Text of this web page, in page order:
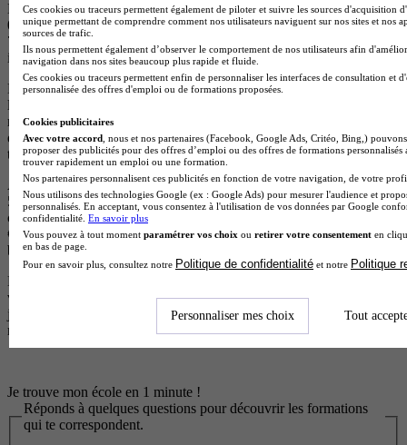
Exemple : tu vends un appartement à 300 000 €. Honoraires : 15
000 € TTC, soit 12 500 € HT. Si ton taux de rétrocession est de
70%, tu touches 8 750 € bruts. Après cotisations sociales (25%),
impôts et frais, tu gardes entre 5 000 € et 7 000 € nets.
Les débutants enchaînent souvent plusieurs mois à zéro euro avant
leur première commission. La première année, beaucoup gagnent
moins que le SMIC (21 622 bruts annuels; soit 1 430 € nets par mois
en 2026), voire rien certains mois. Il faut avoir des économies pour
tenir.
Après deux à trois ans, un mandataire gagne en moyenne entre 2
500 € et 3 000 € nets par mois. Mais les écarts sont énormes :
certains stagnent à 1 500 €, d'autres explosent à 10 000 € ou 15 000
€ par mois. La médiane nationale se situe entre 32 000 € et 50 000 €
bruts par an. Les top performers dépassent les 100 000 € annuels.
Les facteurs qui influencent tes revenus ? Le nombre de ventes, la
valeur des biens, le taux de rétrocession de ton réseau, et ton statut
juridique. En résumé : les mauvais mois, tu touches zéro. Les bons
mois, tu peux faire plusieurs dizaines de milliers d'euros.
Je trouve mon école en 1 minute !
Réponds à quelques questions pour découvrir les formations
qui te correspondent.
Ces cookies ou traceurs permettent également de piloter et suivre les sources d'acquisition
unique permettant de comprendre comment nos utilisateurs naviguent sur nos sites et nos
sources de trafic.
Ils nous permettent également d’observer le comportement de nos utilisateurs afin
navigation dans nos sites beaucoup plus rapide et fluide.
Ces cookies ou traceurs permettent enfin de personnaliser les interfaces de consultation et
personnalisée des offres d'emploi ou de formations proposées.
Cookies publicitaires
Avec votre accord , nous et nos partenaires (Facebook, Google Ads, Critéo, Bing,)
proposer des publicités pour des offres d’emploi ou des offres de formations
trouver rapidement un emploi ou une formation.
Nos partenaires personnalisent ces publicités en fonction de votre navigation, de votre
Nous utilisons des technologies Google (ex : Google Ads) pour mesurer l'audience et
personnalisés. En acceptant, vous consentez à l'utilisation de vos données par Google
confidentialité. En savoir plus
Vous pouvez à tout moment paramétrer vos choix ou retirer votre consentement en
en bas de page.
Pour en savoir plus, consultez notre Politique de confidentialité et notre Politique
Personnaliser mes choix Tout